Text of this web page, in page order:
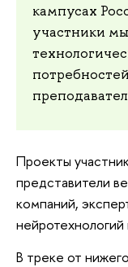
кампусах
участники
Проекты
представители
компаний,
В треке от